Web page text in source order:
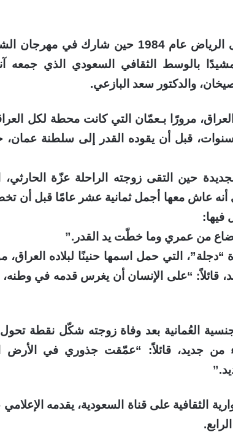
واستعاد الربيعي ذكريات أول زيارة له إلى الرياض عام 1984 حين شارك في
بالوسط الثقافي السعودي الذي جمعه
والدكتور سعد البازعي.
مرورًا بـعمّان التي كانت محطة لكل
سنوات، قبل أن يقوده القدر إلى سلطنة
حين التقى زوجته الراحلة عزّة الحارثي،
أنه عاش معها أجمل ثمانية عشر عامًا قبل أن
فيها:
من عمري وما خطّت يد القدر.”
التي حمل اسمها حنينًا لبلاده العراق،
قائلاً: “على الإنسان أن يغرس قدمه في
العُمانية بعد وفاة زوجته شكّل نقطة
من جديد، قائلاً: “عمّقت جذوري في الأرض
الثقافية على قناة السعودية، يقدمه